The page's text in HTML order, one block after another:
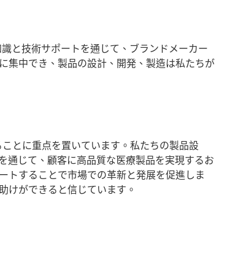
と技術サポートを通じて、ブランドメーカー
集中でき、製品の設計、開発、製造は私たちが
とに重点を置いています。私たちの製品設
通じて、顧客に高品質な医療製品を実現するお
トすることで市場での革新と発展を促進しま
けができると信じています。